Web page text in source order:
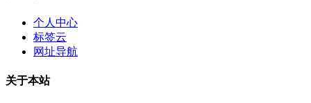
个人中心
标签云
网址导航
关于本站